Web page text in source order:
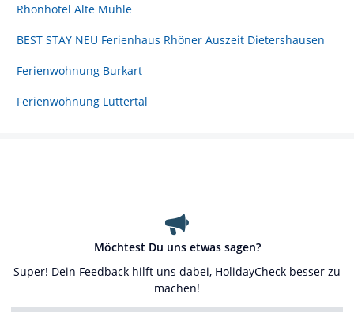
Rhönhotel Alte Mühle
BEST STAY NEU Ferienhaus Rhöner Auszeit Dietershausen
Ferienwohnung Burkart
Ferienwohnung Lüttertal
Möchtest Du uns etwas sagen?
Super! Dein Feedback hilft uns dabei, HolidayCheck besser zu
machen!